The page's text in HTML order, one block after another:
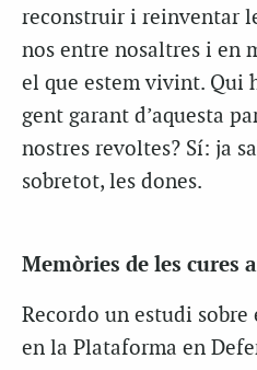
reconstruir i reinventar
nos entre nosaltres i en
el que estem vivint. Qui
gent garant d’aquesta
nostres revoltes? Sí: ja
sobretot, les dones.
Memòries de les cures
Recordo un estudi sobre
en la Plataforma en